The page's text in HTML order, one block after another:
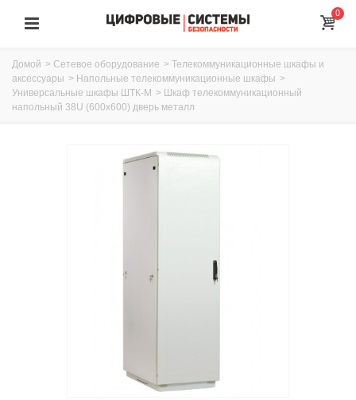
0
Домой > Сетевое оборудование > Телекоммуникационные шкафы и
аксессуары > Напольные телекоммуникационные шкафы >
Универсальные шкафы ШТК-М > Шкаф телекоммуникационный
напольный 38U (600x600) дверь металл